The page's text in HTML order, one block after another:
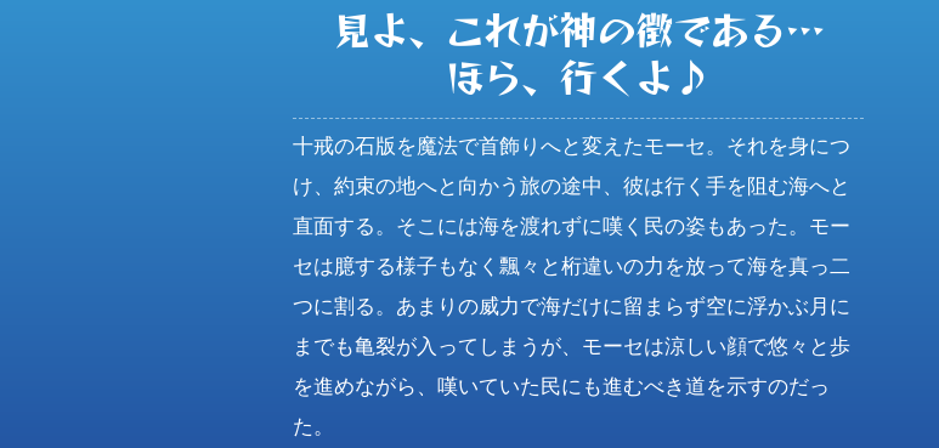
見よ、これが神の徴である…
ほら、行くよ♪
十戒の石版を魔法で首飾りへと変えたモーセ。それを身につ
け、約束の地へと向かう旅の途中、彼は行く手を阻む海へと
直面する。そこには海を渡れずに嘆く民の姿もあった。モー
セは臆する様子もなく飄々と桁違いの力を放って海を真っ二
つに割る。あまりの威力で海だけに留まらず空に浮かぶ月に
までも亀裂が入ってしまうが、モーセは涼しい顔で悠々と歩
を進めながら、嘆いていた民にも進むべき道を示すのだっ
た。